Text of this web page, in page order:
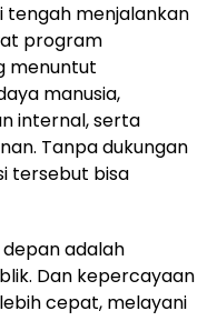
tengah menjalankan
program
menuntut
manusia,
internal, serta
Tanpa dukungan
tersebut bisa
adalah
Dan kepercayaan
cepat, melayani